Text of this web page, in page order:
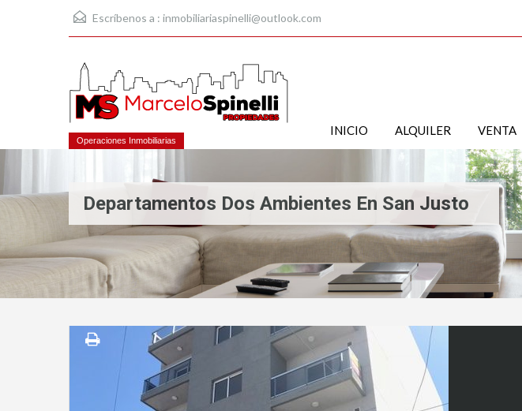
Escríbenos a : inmobiliariaspinelli@outlook.com
Operaciones Inmobiliarias
INICIO ALQUILER VENTA
Departamentos Dos Ambientes En San Justo